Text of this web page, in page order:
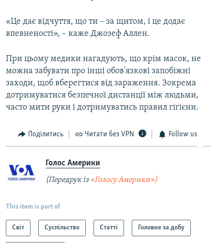
«Це дає відчуття, що ти – за щитом, і це додає
впевненості», – каже Джозеф Аллен.
При цьому медики нагадують, що крім масок, не
можна забувати про інші обов'язкові запобіжні
заходи, щоб вберегтися від зараження. Зокрема
дотримуватися безпечної дистанції між людьми,
часто мити руки і дотримуватись правил гігієни.
Поділитись Читати без VPN Follow us
Голос Америки
(Передрук із «Голосу Америки»)
This item is part of
Світ Суспільство Статті Головне за добу